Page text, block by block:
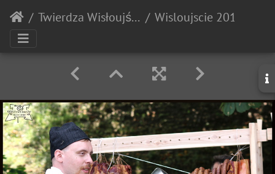
Twierdza Wisłoujście